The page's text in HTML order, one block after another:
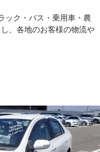
ック・バス・乗用車・農
、各地のお客様の物流や